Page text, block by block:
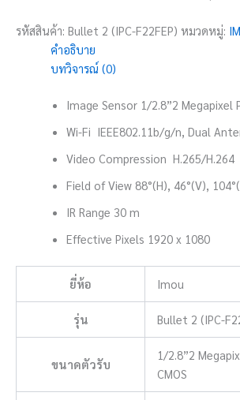
รหัสสินค้า: Bullet 2 (IPC-F22FEP) หมวดหมู่:
คำอธิบาย
บทวิจารณ์ (0)
Image Sensor 1/2.8”2 Megapixel
Wi-Fi IEEE802.11b/g/n, Dual
Video Compression H.265/H.264
Field of View 88°(H), 46°(V),
IR Range 30 m
Effective Pixels 1920 x 1080
ยี่ห้อ Imou
รุ่น Bullet 2 (IPC-
ขนาดตัวรับ
1/2.8”2
CMOS